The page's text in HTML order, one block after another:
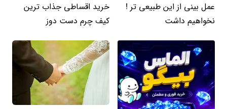
عمل بینی از این طبیعی تر !
نخواهیم داشت
خرید اقساطی جذاب ترین
کیف چرم دست دوز